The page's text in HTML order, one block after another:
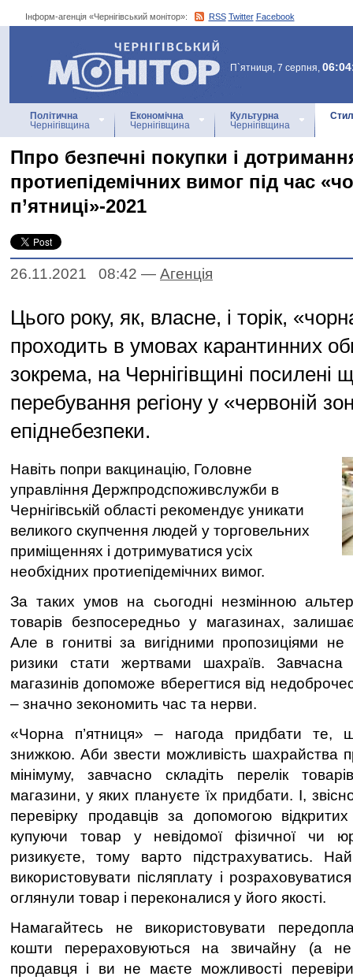
Інформ-агенція «Чернігівський монітор»: RSS Twitter Facebook
Інформ-агенція
«Чернігівський монітор»
П`ятниця, 7 серпня,
Політична
Чернігівщина
Економічна
Чернігівщина
Культурна
Чернігівщина
Ппро безпечні покупки і
протиепідемічних вимог під час
п’ятниці»-2021
26.11.2021 08:42 — Агенцiя
Цього року, як, власне, і торік,
проходить в умовах карантинних
зокрема, на Чернігівщині посилені
перебування регіону у «червоній
епіднебезпеки.
Навіть попри вакцинацію, Головне
управління Держпродспоживслужби в
Чернігівській області рекомендує уникати
великого скупчення людей у торговельних
приміщеннях і дотримуватися усіх
необхідних протиепідемічних вимог.
За таких умов на сьогодні незмінною
товарів безпосередньо у магазинах,
Але в гонитві за вигідними пропозиціями
ризики стати жертвами шахраїв. Завчасна
магазинів допоможе вберегтися від
‒ значно зекономить час та нерви.
«Чорна п’ятниця» – нагода придбати те,
знижкою. Аби звести можливість шахрайства
мінімуму, завчасно складіть перелік
магазини, у яких плануєте їх придбати. І,
перевірку продавців за допомогою
купуючи товар у невідомої фізичної чи
ризикуєте, тому варто підстрахуватись.
використовувати післяплату і
оглянули товар і переконалися у його якості.
Намагайтесь не використовувати
кошти перераховуються на звичайну (а не
продавця і ви не маєте можливості